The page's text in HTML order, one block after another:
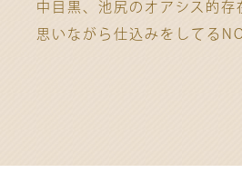
中目黒、池尻のオアシス的
思いながら仕込みをしてる